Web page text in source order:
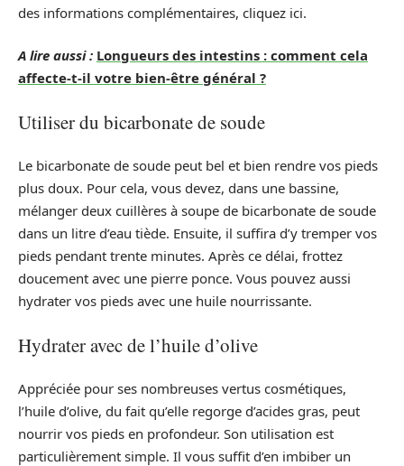
des informations complémentaires, cliquez ici.
A lire aussi : Longueurs des intestins : comment cela
affecte-t-il votre bien-être général ?
Utiliser du bicarbonate de soude
Le bicarbonate de soude peut bel et bien rendre vos pieds
plus doux. Pour cela, vous devez, dans une bassine,
mélanger deux cuillères à soupe de bicarbonate de soude
dans un litre d’eau tiède. Ensuite, il suffira d’y tremper vos
pieds pendant trente minutes. Après ce délai, frottez
doucement avec une pierre ponce. Vous pouvez aussi
hydrater vos pieds avec une huile nourrissante.
Hydrater avec de l’huile d’olive
Appréciée pour ses nombreuses vertus cosmétiques,
l’huile d’olive, du fait qu’elle regorge d’acides gras, peut
nourrir vos pieds en profondeur. Son utilisation est
particulièrement simple. Il vous suffit d’en imbiber un